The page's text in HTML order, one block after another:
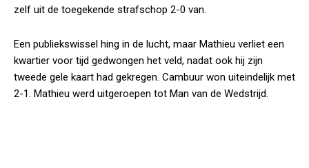
zelf uit de toegekende strafschop 2-0 van.
Een publiekswissel hing in de lucht, maar Mathieu verliet een
kwartier voor tijd gedwongen het veld, nadat ook hij zijn
tweede gele kaart had gekregen. Cambuur won uiteindelijk met
2-1. Mathieu werd uitgeroepen tot Man van de Wedstrijd.